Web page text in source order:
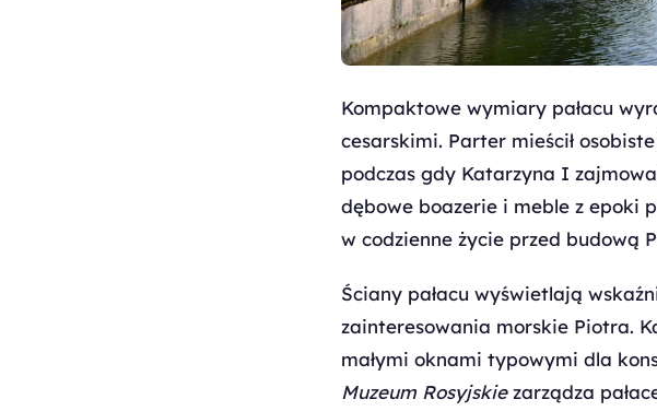
Kompaktowe wymiary pałacu
cesarskimi. Parter mieścił
podczas gdy Katarzyna I
dębowe boazerie i meble z epoki
w codzienne życie przed budową
Ściany pałacu wyświetlają
zainteresowania morskie Piotra.
małymi oknami typowymi dla
Muzeum Rosyjskiezarządza